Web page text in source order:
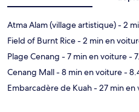
Atma Alam (village artistique)- 2
Field of Burnt Rice- 2 min en
Plage Cenang - 7 min en voiture-
Cenang Mall- 8 min en voiture-
Embarcadère de Kuah- 27 min en